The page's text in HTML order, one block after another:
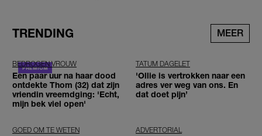
TRENDING MEER
BEDROGEN VROUW
Een paar uur na haar dood
ontdekte Thom (32) dat zijn
vriendin vreemdging: 'Echt,
mijn bek viel open'
TATUM DAGELET
'Ollie is vertrokken naar een
adres ver weg van ons. En
dat doet pijn’
GOED OM TE WETEN ADVERTORIAL